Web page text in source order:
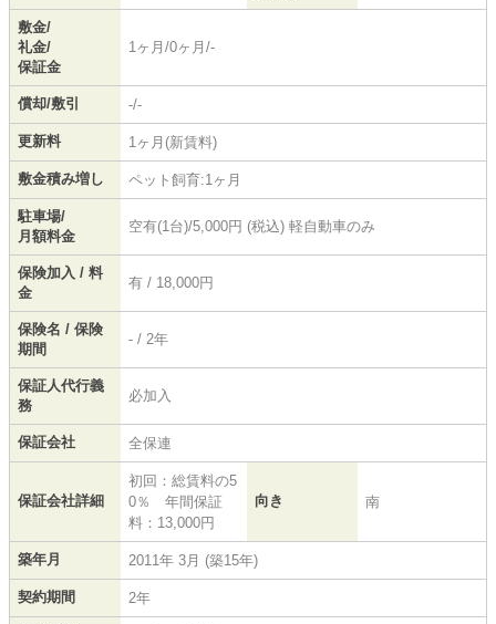
敷金/
礼金/
保証金
1ヶ月/0ヶ月/-
償却/敷引 -/-
更新料 1ヶ月(新賃料)
敷金積み増し ペット飼育:1ヶ月
駐車場/
月額料金
空有(1台)/5,000円 (税込) 軽自動車のみ
保険加入 / 料
金
有 / 18,000円
保険名 / 保険
期間
- / 2年
保証人代行義
務
必加入
保証会社 全保連
保証会社詳細
初回：総賃料の5
0％ 年間保証
料：13,000円
向き 南
築年月 2011年 3月 (築15年)
契約期間 2年